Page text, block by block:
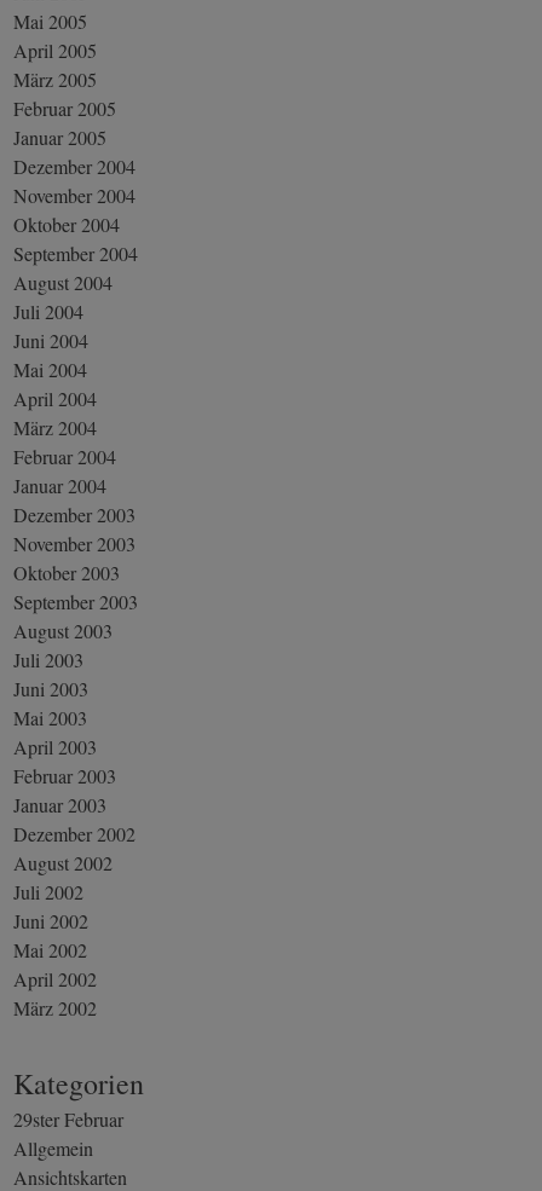
Mai 2005
April 2005
März 2005
Februar 2005
Januar 2005
Dezember 2004
November 2004
Oktober 2004
September 2004
August 2004
Juli 2004
Juni 2004
Mai 2004
April 2004
März 2004
Februar 2004
Januar 2004
Dezember 2003
November 2003
Oktober 2003
September 2003
August 2003
Juli 2003
Juni 2003
Mai 2003
April 2003
Februar 2003
Januar 2003
Dezember 2002
August 2002
Juli 2002
Juni 2002
Mai 2002
April 2002
März 2002
Kategorien
29ster Februar
Allgemein
Ansichtskarten